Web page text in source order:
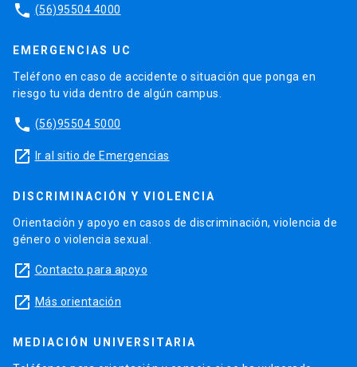
phone (56)95504 4000
EMERGENCIAS UC
Teléfono en caso de accidente o situación que ponga en
riesgo tu vida dentro de algún campus.
phone (56)95504 5000
launch Ir al sitio de Emergencias
DISCRIMINACIÓN Y VIOLENCIA
Orientación y apoyo en casos de discriminación, violencia de
género o violencia sexual.
launch Contacto para apoyo
launch Más orientación
MEDIACIÓN UNIVERSITARIA